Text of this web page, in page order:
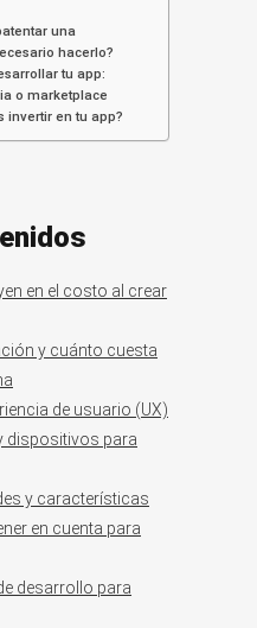
una
hacerlo?
tu app:
o marketplace
invertir en tu app?
en el costo al crear
y cuánto cuesta
de usuario (UX)
dispositivos para
y características
en cuenta para
desarrollo para